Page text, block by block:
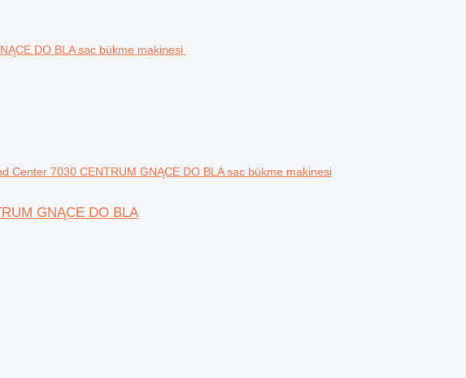
Center 7030 CENTRUM GNĄCE DO BLA sac bükme makinesi
GNĄCE DO BLA